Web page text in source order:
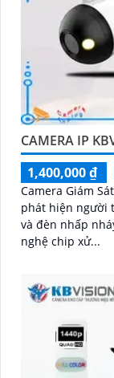
CAMERA IP
1,400,000 ₫
Camera Giám
phát hiện người
và đèn nhấp nháy khi
nghệ chip xử...